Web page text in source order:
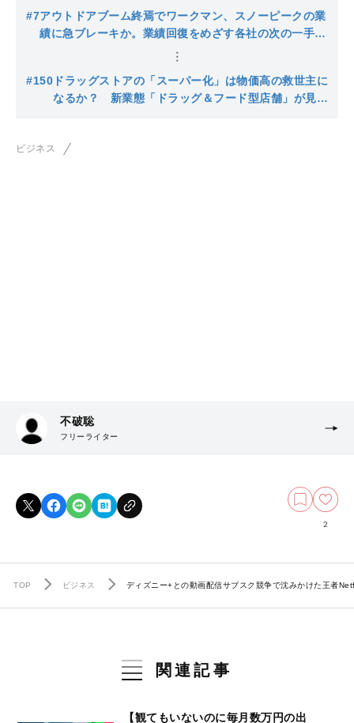
#7アウトドアブーム終焉でワークマン、スノーピークの業
績に急ブレーキか。業績回復をめざす各社の次の一手
#150 ドラッグストアの「スーパー化」は物価高の救世主に
なるか？ 新業態「ドラッグ＆フード型店舗」が見据
ビジネス
不破聡
フリーライター
2
TOP ビジネス ディズニー+との動画配信サブスク競争で沈みかけた王者
関連記事
【観てもいないのに毎月数万円の出